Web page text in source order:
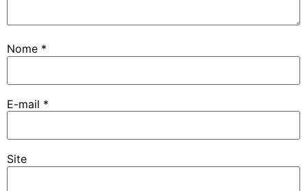
Nome *
E-mail *
Site